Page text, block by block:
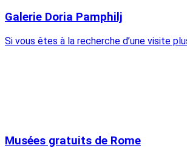
Galerie Doria Pamphilj
Si vous êtes à la recherche d’une visite
Musées gratuits de Rome